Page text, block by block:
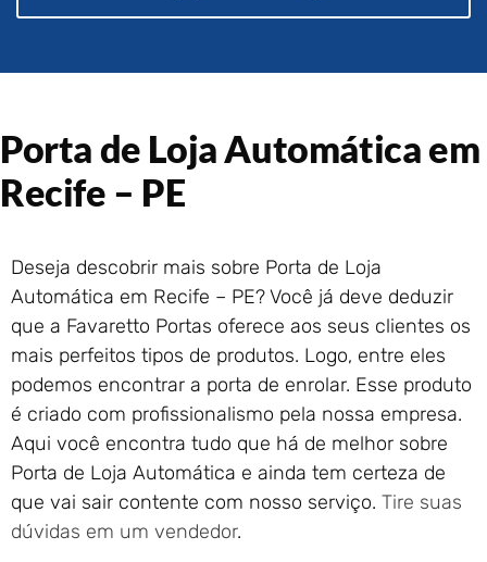
Portão de Garagem de
Enrolar em Rio das Ostras –
Portão de Garagem de
Enrolar em Petrópolis – RJ
Portão de Garagem de
Enrolar em Paraty – RJ
Portão de Garagem de
Enrolar em Nova Iguaçu – RJ
Portão de Garagem de
Enrolar em Nova Friburgo –
RJ
Porta de Loja Automática em
Recife – PE
Deseja descobrir mais sobre Porta de Loja
Automática em Recife – PE? Você já deve deduzir
que a Favaretto Portas oferece aos seus clientes os
mais perfeitos tipos de produtos. Logo, entre eles
podemos encontrar a porta de enrolar. Esse produto
é criado com profissionalismo pela nossa empresa.
Aqui você encontra tudo que há de melhor sobre
Porta de Loja Automática e ainda tem certeza de
que vai sair contente com nosso serviço. Tire suas
dúvidas em um vendedor.